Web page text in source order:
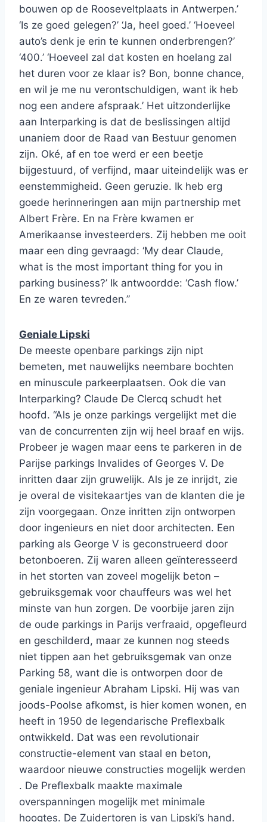
bouwen op de Rooseveltplaats in Antwerpen.’
‘Is ze goed gelegen?’ ‘Ja, heel goed.’ ‘Hoeveel
auto’s denk je erin te kunnen onderbrengen?’
‘400.’ ‘Hoeveel zal dat kosten en hoelang zal
het duren voor ze klaar is? Bon, bonne chance,
en wil je me nu verontschuldigen, want ik heb
nog een andere afspraak.’ Het uitzonderlijke
aan Interparking is dat de beslissingen altijd
unaniem door de Raad van Bestuur genomen
zijn. Oké, af en toe werd er een beetje
bijgestuurd, of verfijnd, maar uiteindelijk was er
eenstemmigheid. Geen geruzie. Ik heb erg
goede herinneringen aan mijn partnership met
Albert Frère. En na Frère kwamen er
Amerikaanse investeerders. Zij hebben me ooit
maar een ding gevraagd: ‘My dear Claude,
what is the most important thing for you in
parking business?’ Ik antwoordde: ‘Cash flow.’
En ze waren tevreden.”
Geniale Lipski
De meeste openbare parkings zijn nipt
bemeten, met nauwelijks neembare bochten
en minuscule parkeerplaatsen. Ook die van
Interparking? Claude De Clercq schudt het
hoofd. “Als je onze parkings vergelijkt met die
van de concurrenten zijn wij heel braaf en wijs.
Probeer je wagen maar eens te parkeren in de
Parijse parkings Invalides of Georges V. De
inritten daar zijn gruwelijk. Als je ze inrijdt, zie
je overal de visitekaartjes van de klanten die je
zijn voorgegaan. Onze inritten zijn ontworpen
door ingenieurs en niet door architecten. Een
parking als George V is geconstrueerd door
betonboeren. Zij waren alleen geïnteresseerd
in het storten van zoveel mogelijk beton –
gebruiksgemak voor chauffeurs was wel het
minste van hun zorgen. De voorbije jaren zijn
de oude parkings in Parijs verfraaid, opgefleurd
en geschilderd, maar ze kunnen nog steeds
niet tippen aan het gebruiksgemak van onze
Parking 58, want die is ontworpen door de
geniale ingenieur Abraham Lipski. Hij was van
joods-Poolse afkomst, is hier komen wonen, en
heeft in 1950 de legendarische Preflexbalk
ontwikkeld. Dat was een revolutionair
constructie-element van staal en beton,
waardoor nieuwe constructies mogelijk werden
. De Preflexbalk maakte maximale
overspanningen mogelijk met minimale
hoogtes. De Zuidertoren is van Lipski’s hand.